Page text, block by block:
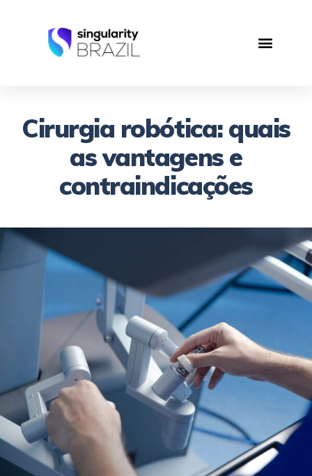
Cirurgia robótica: quais
as vantagens e
contraindicações